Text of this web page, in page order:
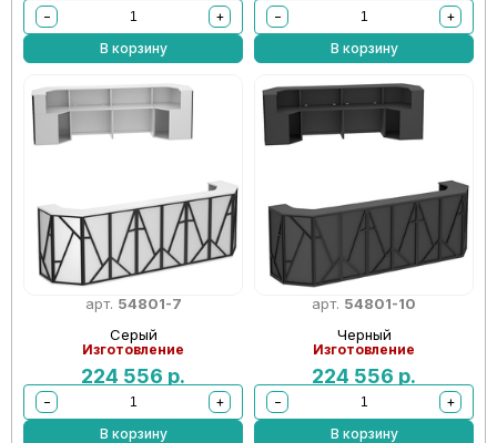
−
+
В корзину
−
+
В корзину
арт. 54801-7
Серый
Изготовление
224 556 р.
−
+
В корзину
арт. 54801-10
Черный
Изготовление
224 556 р.
−
+
В корзину